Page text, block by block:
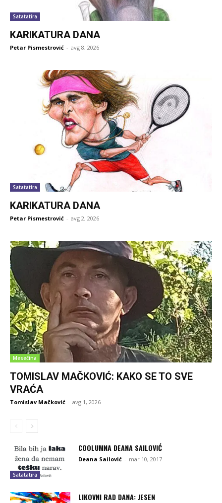
Satatatira
KARIKATURA DANA
Petar Pismestrović - avg 8, 2026
Satatatira
KARIKATURA DANA
Petar Pismestrović - avg 2, 2026
Mesečina
TOMISLAV MAČKOVIĆ: KAKO SE TO SVE
VRAĆA
Tomislav Mačković - avg 1, 2026
Satatatira
COOLUMNA DEANA SAILOVIĆ
Deana Sailović - mar 10, 2017
LIKOVNI RAD DANA: JESEN